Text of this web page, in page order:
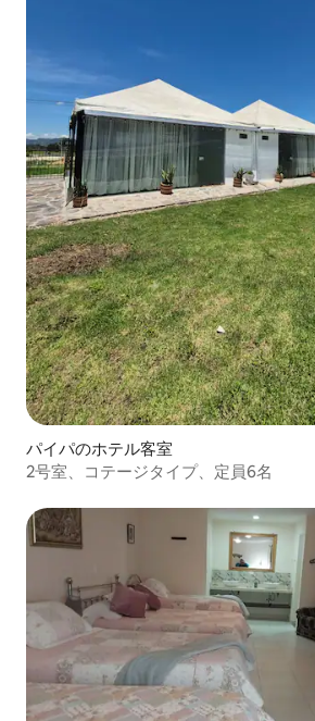
パイパのホテル客室
2号室、コテージタイプ、定員6名